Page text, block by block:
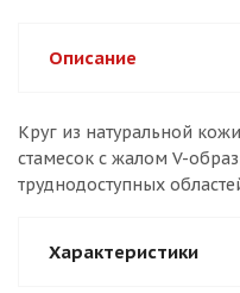
Описание
Круг из натуральной
стамесок с жалом V-
труднодоступных
Характеристики